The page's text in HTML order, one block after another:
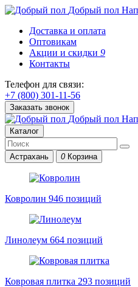
Добрый пол
Доставка и оплата
Оптовикам
Акции и скидки 9
Контакты
Телефон для связи:
+7 (800) 301-11-56
Заказать звонок
Добрый пол
Каталог
Астрахань 0 Корзина
Ковролин 946 позиций
Линолеум 664 позиций
Ковровая плитка 293 позиций